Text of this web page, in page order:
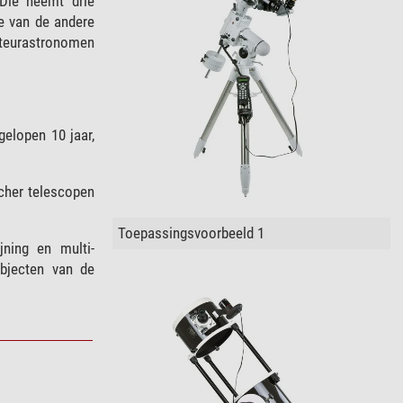
van de andere
10 jaar,
telescopen
en multi-
van de
Toepassingsvoorbeeld 1